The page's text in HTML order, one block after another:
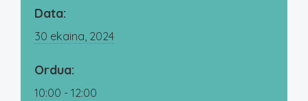
Data:
30 ekaina, 2024
Ordua:
10:00 - 12:00